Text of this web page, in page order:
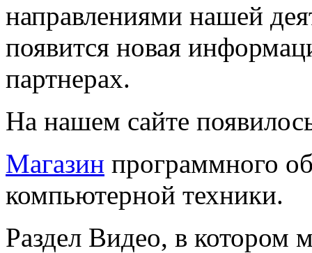
направлениями нашей
появится новая
партнерах.
На нашем сайте
Магазин программного
компьютерной техники.
Раздел Видео, в котором